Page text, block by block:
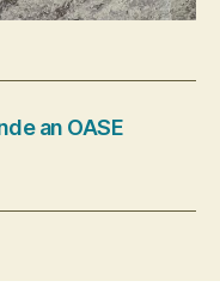
an OASE